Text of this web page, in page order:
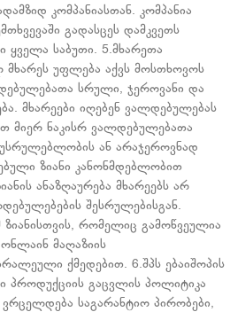
კომპანიასთან. კომპანია
გადასცეს დამკვეთს
ყველა საბუთი. 5.მხარეთა
უფლება აქვს მოსთხოვოს
სრული, ჯეროვანი და
მხარეები იღებენ ვალდებულებას
მიერ ნაკისრ ვალდებულებათა
ან არაჯეროვნად
ზიანი კანონმდებლობით
ანაზღაურება მხარეებს არ
შესრულებისგან.
ზიანისთვის, რომელიც გამოწვეულია
მაღაზიის
ქმედებით. 6.შპს ებაიშოპის
პროდუქციის გაცვლის პოლიტიკა
საგარანტიო პირობები,